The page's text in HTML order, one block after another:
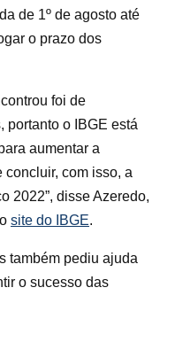
de 1º de agosto até
o prazo dos
foi de
portanto o IBGE está
aumentar a
com isso, a
2022”, disse Azeredo,
site do IBGE.
também pediu ajuda
o sucesso das